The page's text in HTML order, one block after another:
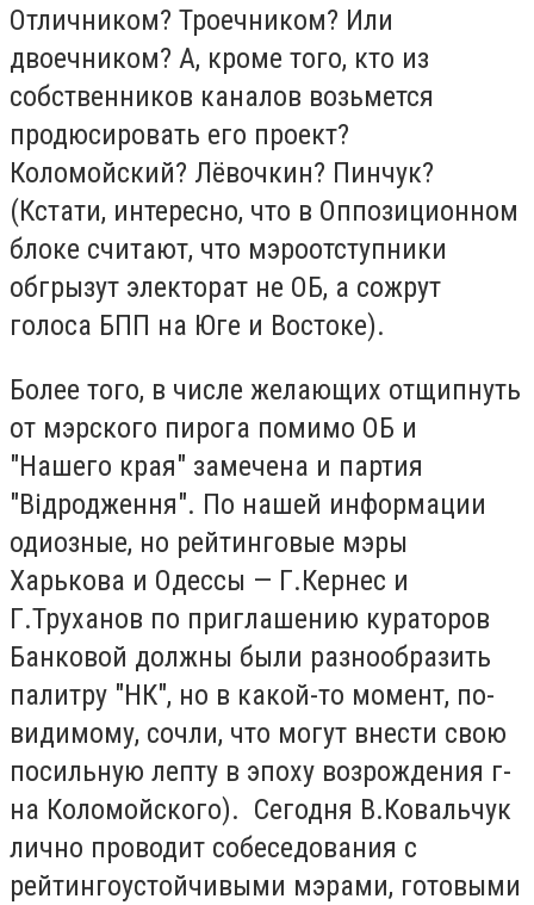
Отличником? Троечником? Или
двоечником? А, кроме того, кто из
собственников каналов возьмется
продюсировать его проект?
Коломойский? Лёвочкин? Пинчук?
(Кстати, интересно, что в Оппозиционном
блоке считают, что мэроотступники
обгрызут электорат не ОБ, а сожрут
голоса БПП на Юге и Востоке).
Более того, в числе желающих отщипнуть
от мэрского пирога помимо ОБ и
"Нашего края" замечена и партия
"Відродження". По нашей информации
одиозные, но рейтинговые мэры
Харькова и Одессы — Г.Кернес и
Г.Труханов по приглашению кураторов
Банковой должны были разнообразить
палитру "НК", но в какой-то момент, по-
видимому, сочли, что могут внести свою
посильную лепту в эпоху возрождения г-
на Коломойского). Сегодня В.Ковальчук
лично проводит собеседования с
рейтингоустойчивыми мэрами, готовыми